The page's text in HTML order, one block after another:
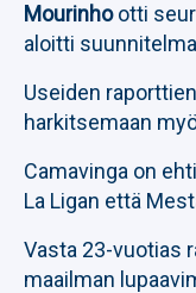
Mourinhootti
aloitti
Useiden
harkitsemaan
Camavinga on
La Ligan että
Vasta 23-vuotias
maailman